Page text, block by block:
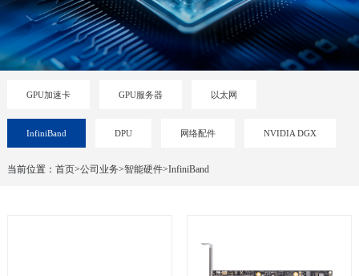
GPU加速卡 GPU服务器 以太网
InfiniBand DPU 网络配件 NVIDIA DGX
当前位置： 首页>公司业务>智能硬件>InfiniBand